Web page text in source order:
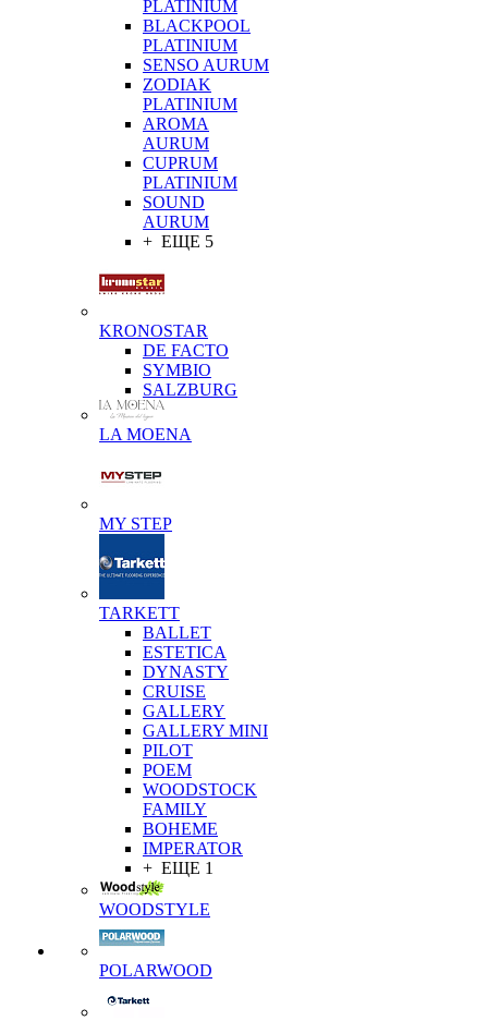
PLATINIUM
BLACKPOOL
PLATINIUM
SENSO AURUM
ZODIAK
PLATINIUM
AROMA
AURUM
CUPRUM
PLATINIUM
SOUND
AURUM
+ ЕЩЕ 5
KRONOSTAR
DE FACTO
SYMBIO
SALZBURG
LA MOENA
MY STEP
TARKETT
BALLET
ESTETICA
DYNASTY
CRUISE
GALLERY
GALLERY MINI
PILOT
POEM
WOODSTOCK
FAMILY
BOHEME
IMPERATOR
+ ЕЩЕ 1
WOODSTYLE
POLARWOOD